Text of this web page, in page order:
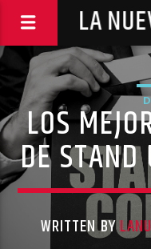
LA
LOS
DE STAND
WRITTEN BY